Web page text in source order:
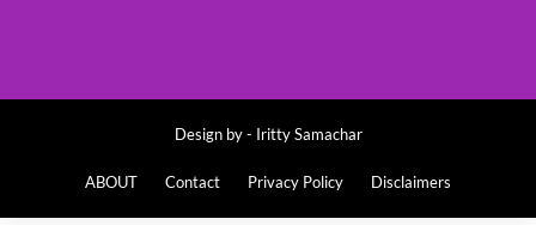
Design by - Iritty Samachar
ABOUT Contact Privacy Policy Disclaimers